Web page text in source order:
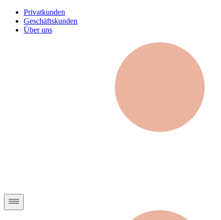
Privatkunden
Geschäftskunden
Über uns